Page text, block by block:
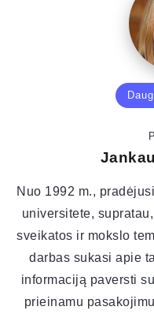
Nuo 1992 m.,
universitete,
sveikatos ir mokslo
darbas sukasi apie
informaciją paversti
prieinamu